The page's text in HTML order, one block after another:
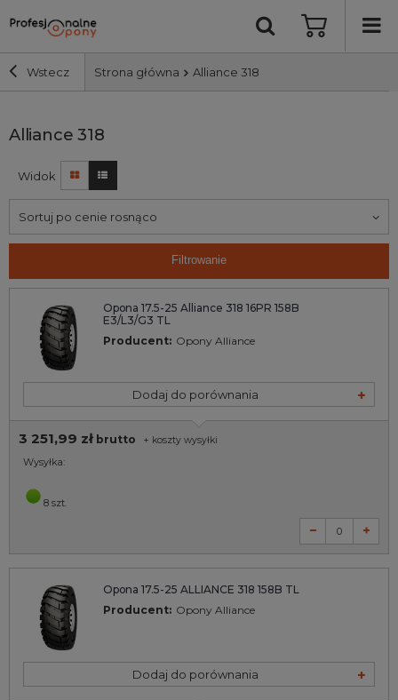
Wstecz Strona główna Alliance 318
Szerokość i profil
Średnica
Producent
Nośność
Alliance 318
Widok
Sortuj po cenie rosnąco
Filtrowanie
Opona 17.5-25 Alliance 318 16PR 158B
E3/L3/G3 TL
Producent: Opony Alliance
Dodaj do porównania
3 251,99 zł brutto + koszty wysyłki
Wysyłka:
8 szt.
Opona 17.5-25 ALLIANCE 318 158B TL
Producent: Opony Alliance
Dodaj do porównania